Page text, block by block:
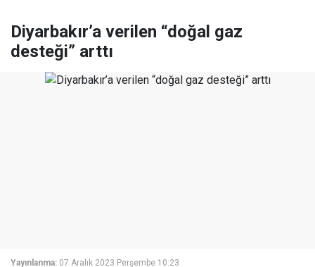
Diyarbakır’a verilen “doğal gaz
desteği” arttı
Yayınlanma: 07 Aralık 2023 Perşembe 10:23